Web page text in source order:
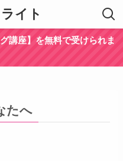
イト
講座】を無料で受けられま
たへ